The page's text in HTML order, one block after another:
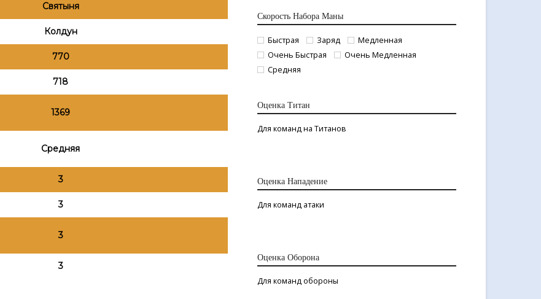
Святыня
Колдун
770
718
1369
Средняя
3
3
3
3
Скорость Набора Маны
Быстрая Заряд
Медленная
Очень Быстрая
Очень Медленная
Средняя
Оценка Титан
Для команд на Титанов
Оценка Нападение
Для команд атаки
Оценка Оборона
Для команд обороны